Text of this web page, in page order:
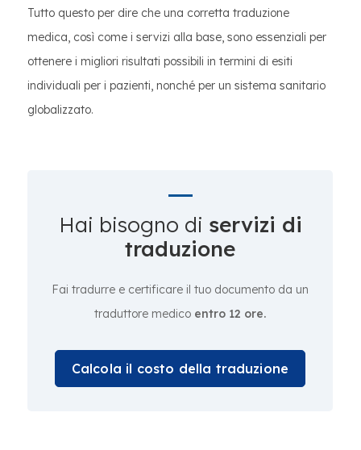
Tutto questo per dire che una corretta traduzione
medica, così come i servizi alla base, sono essenziali per
ottenere i migliori risultati possibili in termini di esiti
individuali per i pazienti, nonché per un sistema sanitario
globalizzato.
Hai bisogno di servizi di
traduzione
Fai tradurre e certificare il tuo documento da un
traduttore medico entro 12 ore.
Calcola il costo della traduzione